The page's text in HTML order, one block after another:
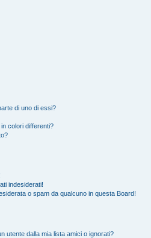
di uno di essi?
colori differenti?
indesiderati!
o spam da qualcuno in questa Board!
utente dalla mia lista amici o ignorati?